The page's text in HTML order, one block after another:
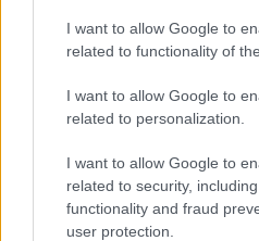
I want to allow Google to
related to functionality of
I want to allow Google to
related to personalization.
I want to allow Google to
related to security,
functionality and fraud
user protection.
Τσίπρας, πρόεδρος for ever!
Αλέξης Τσίπρας, για έκτη
Ηττήθηκαν, επίσης, οι
στρατηγική της
λαϊκισμός. Η τεράστια
ΠΑΣΟΚ και αφομοίωσης
και ψηφοφόρων απέτυχε.